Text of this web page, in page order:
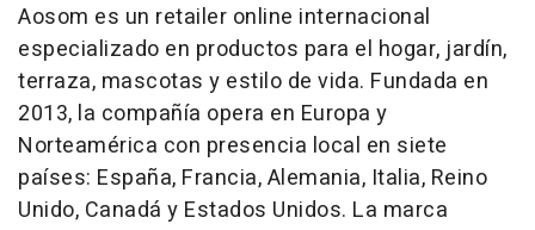
Aosom es un retailer online internacional
especializado en productos para el hogar, jardín,
terraza, mascotas y estilo de vida. Fundada en
2013, la compañía opera en Europa y
Norteamérica con presencia local en siete
países: España, Francia, Alemania, Italia, Reino
Unido, Canadá y Estados Unidos. La marca